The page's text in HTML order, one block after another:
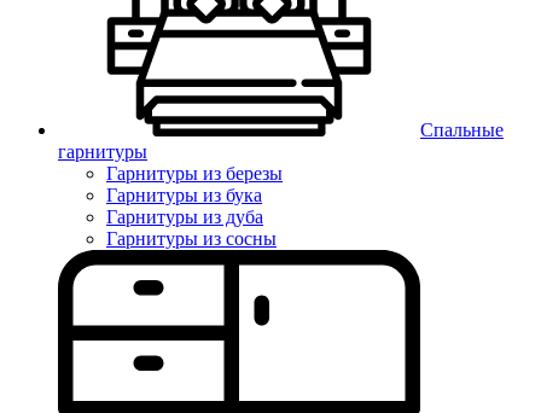
Спальные
гарнитуры
Гарнитуры из березы
Гарнитуры из бука
Гарнитуры из дуба
Гарнитуры из сосны